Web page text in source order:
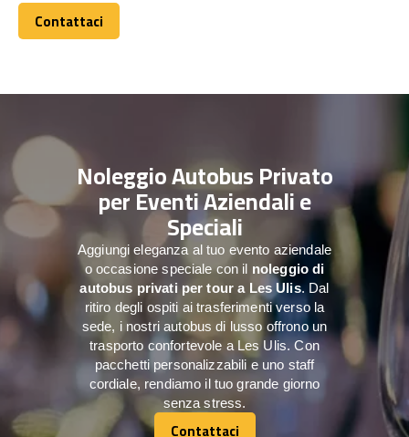
Contattaci
Contattaci
Noleggio Autobus Privato
per Eventi Aziendali e
Speciali
Aggiungi eleganza al tuo evento aziendale
o occasione speciale con il noleggio di
autobus privati per tour a Les Ulis. Dal
ritiro degli ospiti ai trasferimenti verso la
sede, i nostri autobus di lusso offrono un
trasporto confortevole a Les Ulis. Con
pacchetti personalizzabili e uno staff
cordiale, rendiamo il tuo grande giorno
senza stress.
Contattaci